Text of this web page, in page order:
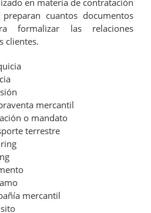
en materia de contratación
cuantos documentos
formalizar las relaciones
clientes.
mercantil
o mandato
terrestre
mercantil